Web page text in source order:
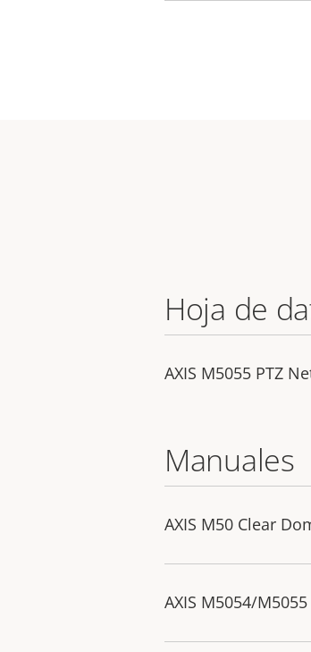
Hoja de
AXIS M5055 PTZ
Manuales
AXIS M50 Clear
AXIS M5054/